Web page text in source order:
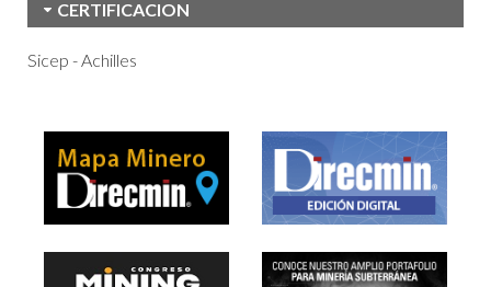
CERTIFICACION
Sicep - Achilles